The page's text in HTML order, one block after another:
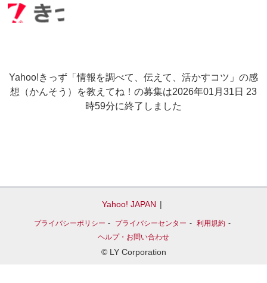
Yahoo!きっず「情報を調べて、伝えて、活かすコツ」の感
想（かんそう）を教えてね！の募集は2026年01月31日 23
時59分に終了しました
Yahoo! JAPAN
プライバシーポリシー プライバシーセンター 利用規約
ヘルプ・お問い合わせ
© LY Corporation